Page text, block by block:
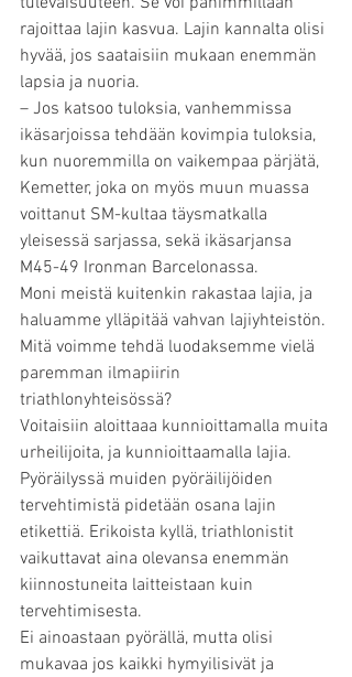
rajoittaa lajin kasvua. Lajin kannalta olisi
hyvää, jos saataisiin mukaan enemmän
lapsia ja nuoria.
– Jos katsoo tuloksia, vanhemmissa
ikäsarjoissa tehdään kovimpia tuloksia,
kun nuoremmilla on vaikempaa pärjätä,
Kemetter, joka on myös muun muassa
voittanut SM-kultaa täysmatkalla
yleisessä sarjassa, sekä ikäsarjansa
M45-49 Ironman Barcelonassa.
Moni meistä kuitenkin rakastaa lajia, ja
haluamme ylläpitää vahvan lajiyhteistön.
Mitä voimme tehdä luodaksemme vielä
paremman ilmapiirin
triathlonyhteisössä?
Voitaisiin aloittaaa kunnioittamalla muita
urheilijoita, ja kunnioittaamalla lajia.
Pyöräilyssä muiden pyöräilijöiden
tervehtimistä pidetään osana lajin
etikettiä. Erikoista kyllä, triathlonistit
vaikuttavat aina olevansa enemmän
kiinnostuneita laitteistaan kuin
tervehtimisesta.
Ei ainoastaan pyörällä, mutta olisi
mukavaa jos kaikki hymyilisivät ja